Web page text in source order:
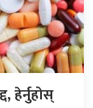
हेर्नुहोस्